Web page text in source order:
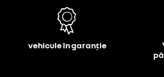
vehicule în garanție